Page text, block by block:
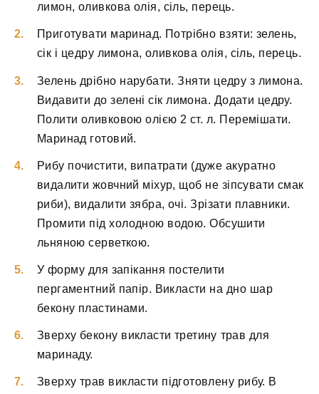
лимон, оливкова олія, сіль, перець.
Приготувати маринад. Потрібно взяти: зелень,
сік і цедру лимона, оливкова олія, сіль, перець.
Зелень дрібно нарубати. Зняти цедру з лимона.
Видавити до зелені сік лимона. Додати цедру.
Полити оливковою олією 2 ст. л. Перемішати.
Маринад готовий.
Рибу почистити, випатрати (дуже акуратно
видалити жовчний міхур, щоб не зіпсувати смак
риби), видалити зябра, очі. Зрізати плавники.
Промити під холодною водою. Обсушити
льняною серветкою.
У форму для запікання постелити
пергаментний папір. Викласти на дно шар
бекону пластинами.
Зверху бекону викласти третину трав для
маринаду.
Зверху трав викласти підготовлену рибу. В